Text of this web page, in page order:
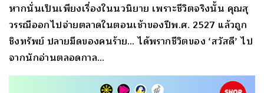
หากนั่นเป็นเพียงเรื่องในนวนิยาย เพราะชีวิตจริงนั้น คุณสุ
วรรณีออกไปจ่ายตลาดในตอนเช้าของปีพ.ศ. 2527 แล้วถูก
ชิงทรัพย์ ปลายมีดของคนร้าย… ได้พรากชีวิตของ ‘สวัสดี’ ไป
จากนักอ่านตลอดกาล…